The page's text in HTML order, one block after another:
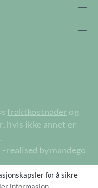
fraktkostnaderog
hvis ikke annet er
realised by mandego
for å sikre
informasjon...